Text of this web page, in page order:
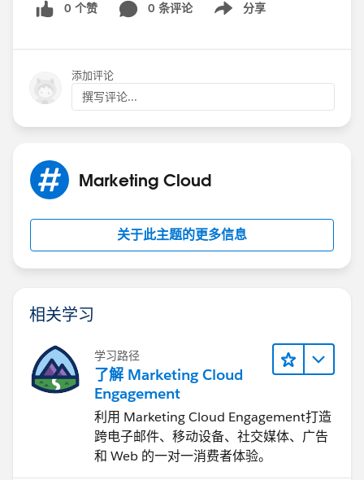
0 个赞 0 条评论 分享
Show menu
添加评论
撰写评论...
Marketing Cloud
关于此主题的更多信息
相关学习
学习路径
了解 Marketing Cloud
Engagement
利用 Marketing Cloud Engagement​打造
跨电子邮件、移动设备、社交媒体、广告
和 Web 的一对一消费者体验。